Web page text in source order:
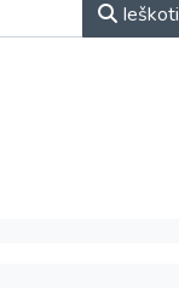
Ieškoti